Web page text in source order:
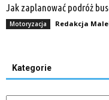
Jak zaplanować podróż
Motoryzacja Redakcja
Kategorie
Kategorie